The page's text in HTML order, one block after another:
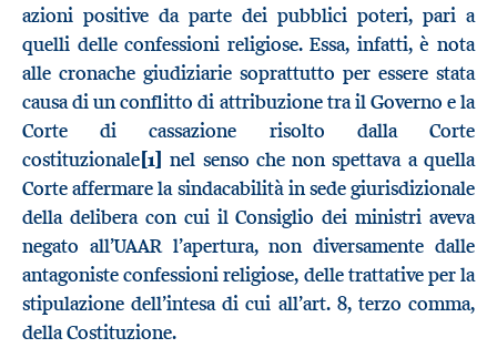
azioni positive da parte dei pubblici poteri, pari a
quelli delle confessioni religiose. Essa, infatti, è nota
alle cronache giudiziarie soprattutto per essere stata
causa di un conflitto di attribuzione tra il Governo e la
Corte di cassazione risolto dalla Corte
costituzionale[1] nel senso che non spettava a quella
Corte affermare la sindacabilità in sede giurisdizionale
della delibera con cui il Consiglio dei ministri aveva
negato all’UAAR l’apertura, non diversamente dalle
antagoniste confessioni religiose, delle trattative per la
stipulazione dell’intesa di cui all’art. 8, terzo comma,
della Costituzione.